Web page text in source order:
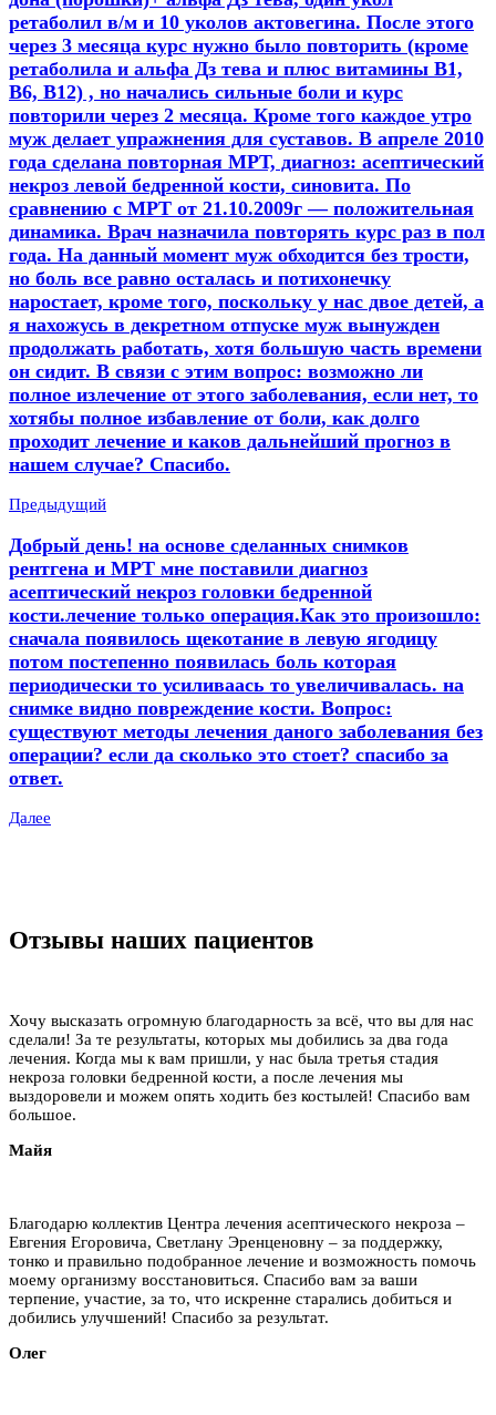
ретаболил в/м и 10 уколов актовегина. После этого
через 3 месяца курс нужно было повторить (кроме
ретаболила и альфа Дз тева и плюс витамины В1,
В6, В12) , но начались сильные боли и курс
повторили через 2 месяца. Кроме того каждое утро
муж делает упражнения для суставов. В апреле 2010
года сделана повторная МРТ, диагноз: асептический
некроз левой бедренной кости, синовита. По
сравнению с МРТ от 21.10.2009г — положительная
динамика. Врач назначила повторять курс раз в пол
года. На данный момент муж обходится без трости,
но боль все равно осталась и потихонечку
наростает, кроме того, поскольку у нас двое детей, а
я нахожусь в декретном отпуске муж вынужден
продолжать работать, хотя большую часть времени
он сидит. В связи с этим вопрос: возможно ли
полное излечение от этого заболевания, если нет, то
хотябы полное избавление от боли, как долго
проходит лечение и каков дальнейший прогноз в
нашем случае? Спасибо.
Предыдущий
Добрый день! на основе сделанных снимков
рентгена и МРТ мне поставили диагноз
асептический некроз головки бедренной
кости.лечение только операция.Как это произошло:
сначала появилось щекотание в левую ягодицу
потом постепенно появилась боль которая
периодически то усиливаась то увеличивалась. на
снимке видно повреждение кости. Вопрос:
существуют методы лечения даного заболевания без
операции? если да сколько это стоет? спасибо за
ответ.
Далее
Отзывы наших пациентов
Хочу высказать огромную благодарность за всё, что вы для нас
сделали! За те результаты, которых мы добились за два года
лечения. Когда мы к вам пришли, у нас была третья стадия
некроза головки бедренной кости, а после лечения мы
выздоровели и можем опять ходить без костылей! Спасибо вам
большое.
Майя
Благодарю коллектив Центра лечения асептического некроза –
Евгения Егоровича, Светлану Эренценовну – за поддержку,
тонко и правильно подобранное лечение и возможность помочь
моему организму восстановиться. Спасибо вам за ваши
терпение, участие, за то, что искренне старались добиться и
добились улучшений! Спасибо за результат.
Олег